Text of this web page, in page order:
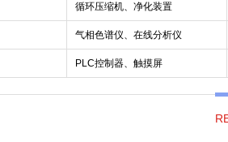
循环压缩机、净化装置
气相色谱仪、在线分析仪
PLC控制器、触摸屏